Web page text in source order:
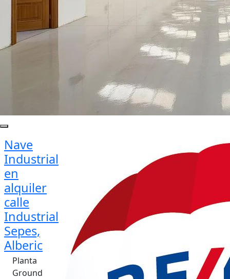
Nave
Industrial
en
alquiler
calle
Industrial
Sepes,
Alberic
Planta
Ground